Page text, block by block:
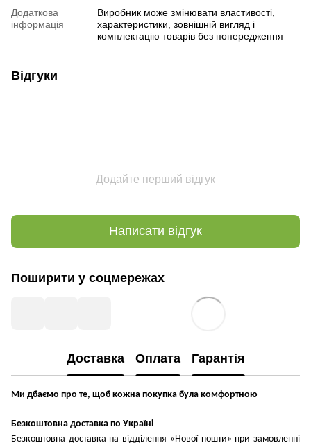
Додаткова
інформація
Виробник може змінювати властивості,
характеристики, зовнішній вигляд і
комплектацію товарів без попередження
Відгуки
Додайте перший відгук
Написати відгук
Поширити у соцмережах
Доставка Оплата Гарантія
Ми дбаємо про те, щоб кожна покупка була комфортною
Безкоштовна доставка по Україні
Безкоштовна доставка на відділення «Нової пошти» при замовленні